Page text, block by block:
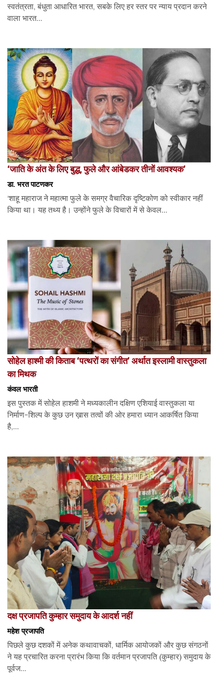
स्वतंत्रता, बंधुता आधारित भारत, सबके लिए हर स्तर पर न्याय प्रदान करने
वाला भारत...
‘जाति के अंत के लिए बुद्ध, फुले और आंबेडकर तीनों आवश्यक’
डा. भरत पाटणकर
‘शाहू महाराज ने महात्मा फुले के समग्र वैचारिक दृष्टिकोण को स्वीकार नहीं
किया था। यह तथ्य है। उन्होंने फुले के विचारों में से केवल...
सोहेल हाश्मी की किताब ‘पत्थरों का संगीत’ अर्थात इस्लामी वास्तुकला
का मिथक
कंवल भारती
इस पुस्तक में सोहेल हाशमी ने मध्यकालीन दक्षिण एशियाई वास्तुकला या
निर्माण-शिल्प के कुछ उन ख़ास तत्वों की ओर हमारा ध्यान आकर्षित किया
है,...
दक्ष प्रजापति कुम्हार समुदाय के आदर्श नहीं
महेश प्रजापति
पिछले कुछ दशकों में अनेक कथावाचकों, धार्मिक आयोजकों और कुछ संगठनों
ने यह प्रचारित करना प्रारंभ किया कि वर्तमान प्रजापति (कुम्हार) समुदाय के
पूर्वज...